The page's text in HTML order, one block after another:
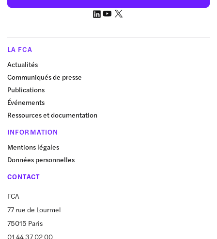
LA FCA
Actualités
Communiqués de presse
Publications
Événements
Ressources et documentation
INFORMATION
Mentions légales
Données personnelles
CONTACT
FCA
77 rue de Lourmel
75015 Paris
01 44 37 02 00